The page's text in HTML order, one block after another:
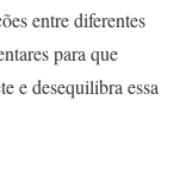
entre diferentes
para que
e desequilibra essa